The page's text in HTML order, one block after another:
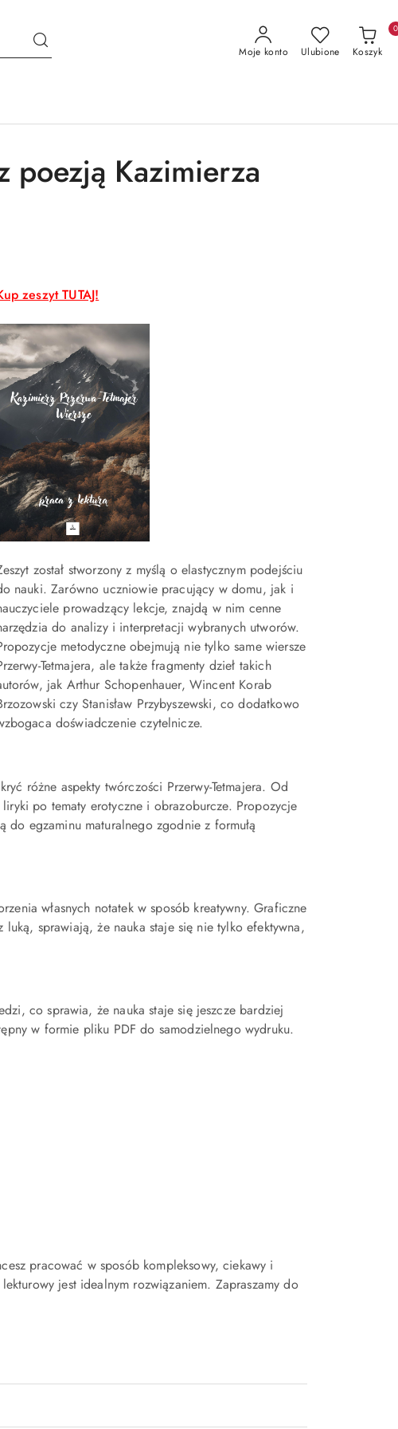
Moje konto Ulubione Koszyk
0
poezją Kazimierza
zeszyt TUTAJ!
został stworzony z myślą o elastycznym podejściu
nauki. Zarówno uczniowie pracujący w domu, jak i
prowadzący lekcje, znajdą w nim cenne
do analizy i interpretacji wybranych utworów.
metodyczne obejmują nie tylko same wiersze
Tetmajera, ale także fragmenty dzieł takich
jak Arthur Schopenhauer, Wincent Korab
czy Stanisław Przybyszewski, co dodatkowo
doświadczenie czytelnicze.
różne aspekty twórczości Przerwy-Tetmajera. Od
po tematy erotyczne i obrazoburcze. Propozycje
do egzaminu maturalnego zgodnie z formułą
własnych notatek w sposób kreatywny. Graficzne
sprawiają, że nauka staje się nie tylko efektywna,
co sprawia, że nauka staje się jeszcze bardziej
w formie pliku PDF do samodzielnego wydruku.
pracować w sposób kompleksowy, ciekawy i
jest idealnym rozwiązaniem. Zapraszamy do